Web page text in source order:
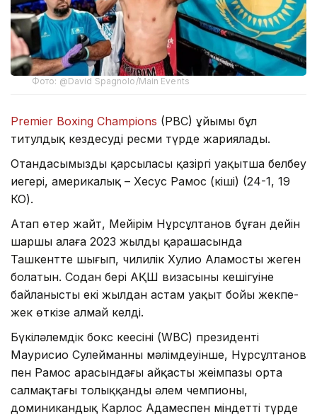
Фото: @David Spagnolo/Main Events
Premier Boxing Champions (PBC) ұйымы бұл
титулдық кездесуді ресми түрде жариялады.
Отандасымыздың қарсыласы қазіргі уақытша белбеу
иегері, америкалық – Хесус Рамос (кіші) (24-1, 19
КО).
Атап өтер жайт, Мейірім Нұрсұлтанов бұған дейін
шаршы алаңға 2023 жылдың қарашасында
Ташкентте шығып, чилилік Хулио Аламосты жеңген
болатын. Содан бері АҚШ визасының кешігуіне
байланысты екі жылдан астам уақыт бойы жекпе-
жек өткізе алмай келді.
Бүкіләлемдік бокс кеңесінің (WBC) президенті
Маурисио Сулейманның мәлімдеуінше, Нұрсұлтанов
пен Рамос арасындағы айқастың жеңімпазы орта
салмақтағы толыққанды әлем чемпионы,
доминикандық Карлос Адамеспен міндетті түрде